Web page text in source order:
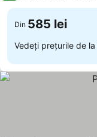
Din 585 lei
Vedeți prețurile de la